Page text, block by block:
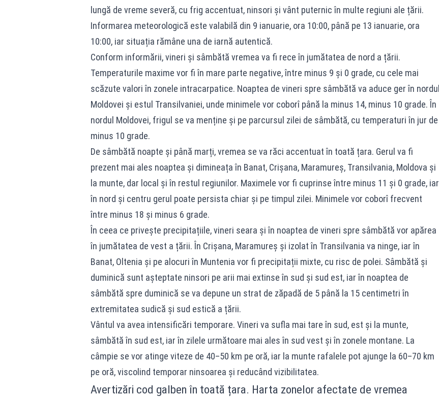
lungă de vreme severă, cu frig accentuat, ninsori și vânt puternic în multe regiuni ale țării.
Informarea meteorologică este valabilă din 9 ianuarie, ora 10:00, până pe 13 ianuarie, ora
10:00, iar situația rămâne una de iarnă autentică.
Conform informării, vineri și sâmbătă vremea va fi rece în jumătatea de nord a țării.
Temperaturile maxime vor fi în mare parte negative, între minus 9 și 0 grade, cu cele mai
scăzute valori în zonele intracarpatice. Noaptea de vineri spre sâmbătă va aduce ger în nordul
Moldovei și estul Transilvaniei, unde minimele vor coborî până la minus 14, minus 10 grade. În
nordul Moldovei, frigul se va menține și pe parcursul zilei de sâmbătă, cu temperaturi în jur de
minus 10 grade.
De sâmbătă noapte și până marți, vremea se va răci accentuat în toată țara. Gerul va fi
prezent mai ales noaptea și dimineața în Banat, Crișana, Maramureș, Transilvania, Moldova și
la munte, dar local și în restul regiunilor. Maximele vor fi cuprinse între minus 11 și 0 grade, iar
în nord și centru gerul poate persista chiar și pe timpul zilei. Minimele vor coborî frecvent
între minus 18 și minus 6 grade.
În ceea ce privește precipitațiile, vineri seara și în noaptea de vineri spre sâmbătă vor apărea
în jumătatea de vest a țării. În Crișana, Maramureș și izolat în Transilvania va ninge, iar în
Banat, Oltenia și pe alocuri în Muntenia vor fi precipitații mixte, cu risc de polei. Sâmbătă și
duminică sunt așteptate ninsori pe arii mai extinse în sud și sud est, iar în noaptea de
sâmbătă spre duminică se va depune un strat de zăpadă de 5 până la 15 centimetri în
extremitatea sudică și sud estică a țării.
Vântul va avea intensificări temporare. Vineri va sufla mai tare în sud, est și la munte,
sâmbătă în sud est, iar în zilele următoare mai ales în sud vest și în zonele montane. La
câmpie se vor atinge viteze de 40–50 km pe oră, iar la munte rafalele pot ajunge la 60–70 km
pe oră, viscolind temporar ninsoarea și reducând vizibilitatea.
Avertizări cod galben în toată țara. Harta zonelor afectate de vremea